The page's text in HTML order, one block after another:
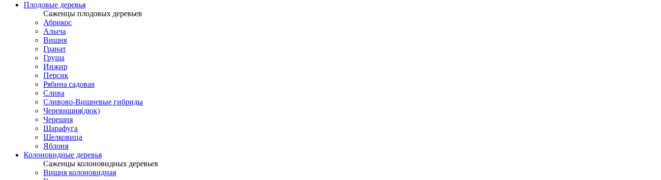
Плодовые деревья
Саженцы плодовых деревьев
Абрикос
Алыча
Вишня
Гранат
Груша
Инжир
Персик
Рябина садовая
Слива
Сливово-Вишневые гибриды
Черевишня(дюк)
Черешня
Шарафуга
Шелковица
Яблоня
Колоновидные деревья
Саженцы колоновидных деревьев
Вишня колоновидная